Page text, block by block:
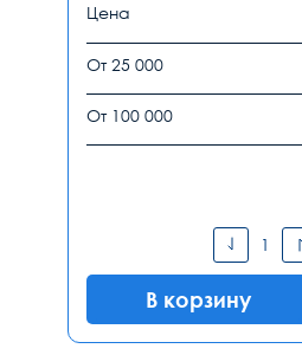
Цена
От 25 000
От 100 000
В корзину